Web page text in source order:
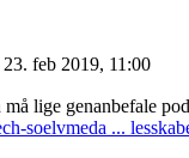
23. feb 2019, 11:00
lige genanbefale
soelvmeda ...